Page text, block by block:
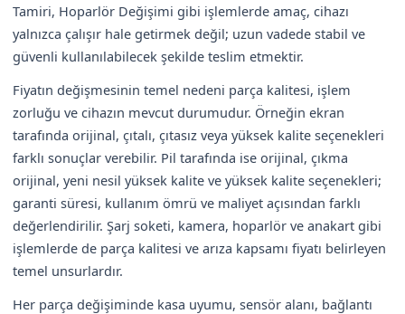
Tamiri, Hoparlör Değişimi gibi işlemlerde amaç, cihazı
yalnızca çalışır hale getirmek değil; uzun vadede stabil ve
güvenli kullanılabilecek şekilde teslim etmektir.
Fiyatın değişmesinin temel nedeni parça kalitesi, işlem
zorluğu ve cihazın mevcut durumudur. Örneğin ekran
tarafında orijinal, çıtalı, çıtasız veya yüksek kalite seçenekleri
farklı sonuçlar verebilir. Pil tarafında ise orijinal, çıkma
orijinal, yeni nesil yüksek kalite ve yüksek kalite seçenekleri;
garanti süresi, kullanım ömrü ve maliyet açısından farklı
değerlendirilir. Şarj soketi, kamera, hoparlör ve anakart gibi
işlemlerde de parça kalitesi ve arıza kapsamı fiyatı belirleyen
temel unsurlardır.
Her parça değişiminde kasa uyumu, sensör alanı, bağlantı